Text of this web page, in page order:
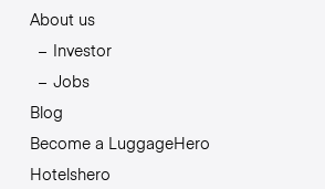
About us
Investor
Jobs
Blog
Become a LuggageHero
Hotelshero